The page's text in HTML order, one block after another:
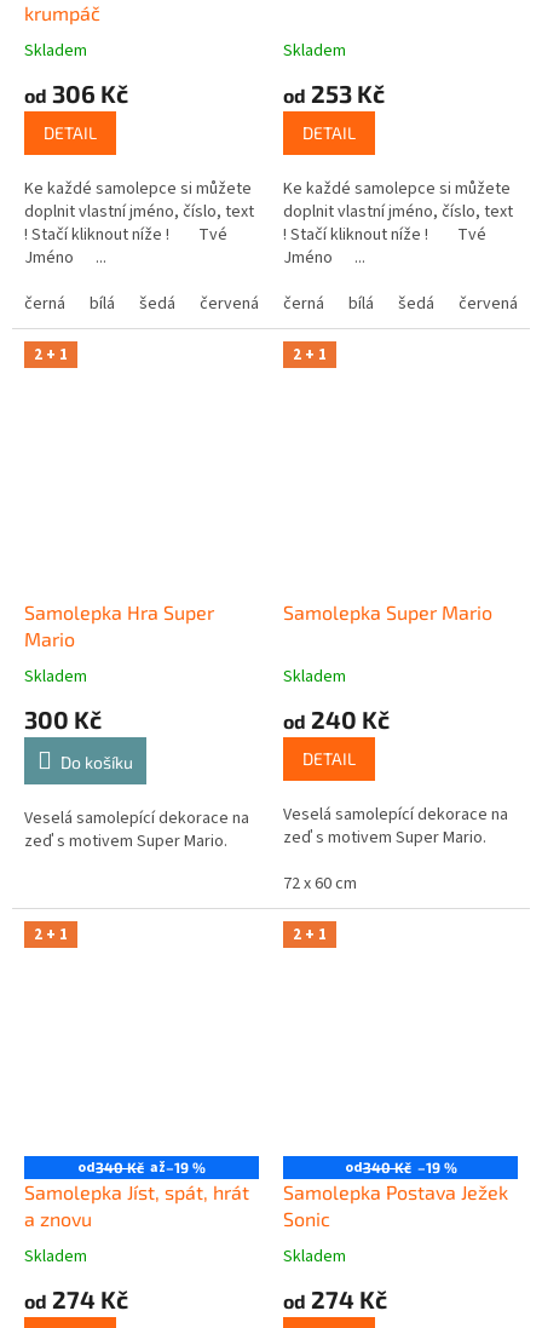
krumpáč
Skladem
od 306 Kč
DETAIL
Ke každé samolepce si můžete
doplnit vlastní jméno, číslo, text
! Stačí kliknout níže ! Tvé
Jméno ...
černá
bílá šedá červená modrá žlutá zelená růžová
Skladem
od 253 Kč
DETAIL
Ke každé samolepce si můžete
doplnit vlastní jméno, číslo, text
! Stačí kliknout níže ! Tvé
Jméno ...
černá
bílá šedá červená
2 + 1
Samolepka Hra Super
Mario
Skladem
300 Kč
Do košíku
Veselá samolepící dekorace na
zeď s motivem Super Mario.
2 + 1
Samolepka Super Mario
Skladem
od 240 Kč
DETAIL
Veselá samolepící dekorace na
zeď s motivem Super Mario.
72 x 60 cm
2 + 1
od340 Kč až–19 %
Samolepka Jíst, spát, hrát
a znovu
Skladem
od 274 Kč
2 + 1
od340 Kč –19 %
Samolepka Postava Ježek
Sonic
Skladem
od 274 Kč